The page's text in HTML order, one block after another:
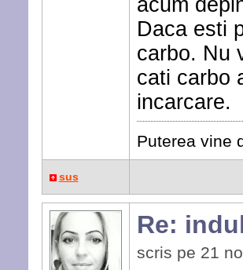
acum
Daca esti
carbo. Nu
cati carbo
incarcare.
Puterea vine
sus
Re:
scris pe 21